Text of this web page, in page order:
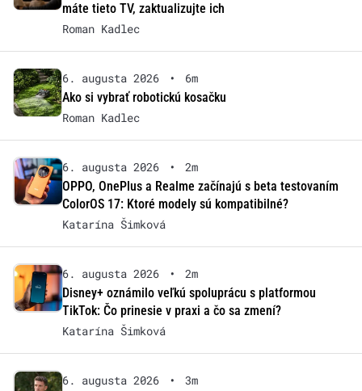
máte tieto TV, zaktualizujte ich
Roman Kadlec
6. augusta 2026 •
6m
Ako si vybrať robotickú kosačku
Roman Kadlec
6. augusta 2026 •
2m
OPPO, OnePlus a Realme začínajú s beta testovaním
ColorOS 17: Ktoré modely sú kompatibilné?
Katarína Šimková
6. augusta 2026 •
2m
Disney+ oznámilo veľkú spoluprácu s platformou
TikTok: Čo prinesie v praxi a čo sa zmení?
Katarína Šimková
6. augusta 2026 •
3m